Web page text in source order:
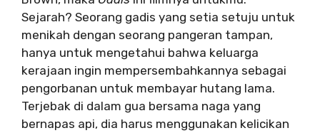
Sejarah? Seorang gadis yang setia setuju untuk
menikah dengan seorang pangeran tampan,
hanya untuk mengetahui bahwa keluarga
kerajaan ingin mempersembahkannya sebagai
pengorbanan untuk membayar hutang lama.
Terjebak di dalam gua bersama naga yang
bernapas api, dia harus menggunakan kelicikan